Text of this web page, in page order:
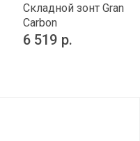
Складной зонт Gran
Carbon
6 519 р.